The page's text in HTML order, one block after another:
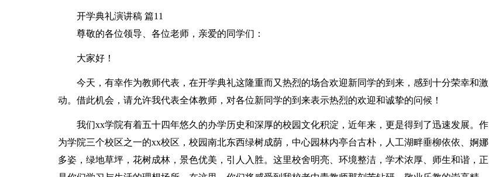
开学典礼演讲稿 篇11
尊敬的各位领导、各位老师，亲爱的同学们：
大家好！
今天，有幸作为教师代表，在开学典礼这隆重而又热烈的场合欢迎新同学的到来，感到十分荣幸和激
动。借此机会，请允许我代表全体教师，对各位新同学的到来表示热烈的欢迎和诚挚的问候！
我们xx学院有着五十四年悠久的办学历史和深厚的校园文化积淀，近年来，更是得到了迅速发展。作
为学院三个校区之一的xx校区，校园南北东西绿树成荫，中心园林内亭台古朴，人工湖畔垂柳依依、婀娜
多姿，绿地草坪，花树成林，景色优美，引人入胜。这里校舍明亮、环境整洁，学术浓厚、师生和谐，正